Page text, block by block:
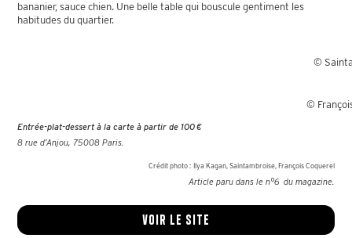
bananier, sauce chien. Une belle table qui bouscule gentiment les
habitudes du quartier.
©
©
Entrée-plat-dessert à la carte à partir de 100 €
8 rue d’Anjou, 75008 Paris.
Crédit photo : Ilya Kagan, Saintambroise, François Coquerel
Article paru dans le n°6 du magazine.
Voir le site